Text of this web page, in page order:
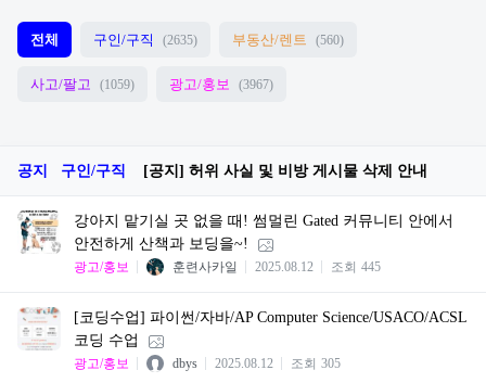
전체 구인/구직 (2635) 부동산/렌트 (560)
사고/팔고 (1059) 광고/홍보 (3967)
공지 구인/구직 [공지] 허위 사실 및 비방 게시물 삭제 안내
강아지 맡기실 곳 없을 때! 썸멀린 Gated 커뮤니티 안에서
안전하게 산책과 보딩을~!
광고/홍보 훈련사카일 2025.08.12 조회 445
[코딩수업] 파이썬/자바/AP Computer Science/USACO/ACSL
코딩 수업
광고/홍보 dbys 2025.08.12 조회 305